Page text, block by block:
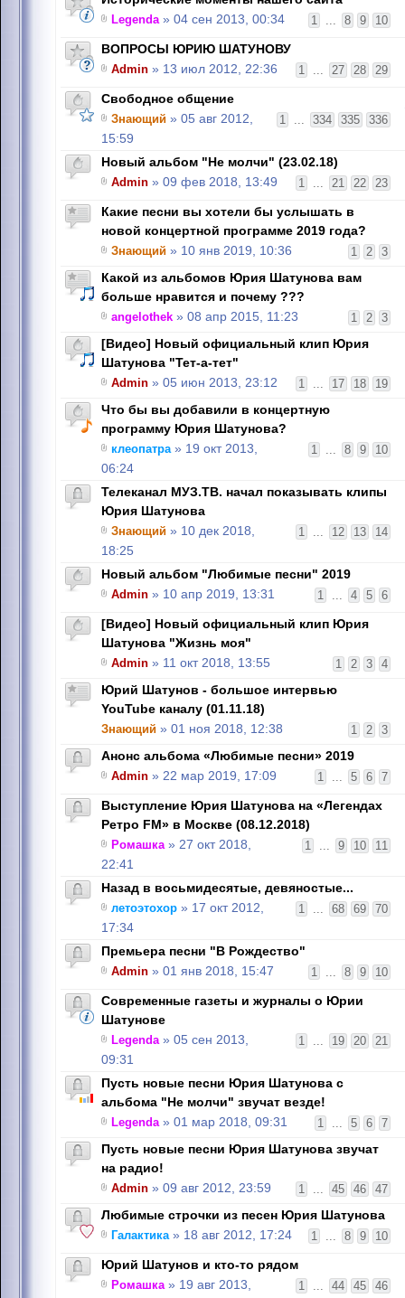
1 ... 8 9 10
Legenda» 04 сен 2013, 00:34
ВОПРОСЫ ЮРИЮ ШАТУНОВУ
1 ... 27 28 29
Admin » 13 июл 2012, 22:36
Свободное общение
1 ... 334 335 336
Знающий » 05 авг 2012,
15:59
Новый альбом "Не молчи" (23.02.18)
1 ... 21 22 23
Admin » 09 фев 2018, 13:49
Какие песни вы хотели бы услышать в
новой концертной программе 2019 года?
1 2 3
Знающий » 10 янв 2019, 10:36
Какой из альбомов Юрия Шатунова вам
больше нравится и почему ???
1 2 3
angelothek » 08 апр 2015, 11:23
[Видео] Новый официальный клип Юрия
Шатунова "Тет-а-тет"
1 ... 17 18 19
Admin » 05 июн 2013, 23:12
Что бы вы добавили в концертную
программу Юрия Шатунова?
1 ... 8 9 10
клеопатра» 19 окт 2013,
06:24
Телеканал МУЗ.ТВ. начал показывать клипы
Юрия Шатунова
1 ... 12 13 14
Знающий » 10 дек 2018,
18:25
Новый альбом "Любимые песни" 2019
1 ... 4 5 6
Admin » 10 апр 2019, 13:31
[Видео] Новый официальный клип Юрия
Шатунова "Жизнь моя"
1 2 3 4
Admin » 11 окт 2018, 13:55
Юрий Шатунов - большое интервью
YouTube каналу (01.11.18)
1 2 3
Знающий » 01 ноя 2018, 12:38
Анонс альбома «Любимые песни» 2019
1 ... 5 6 7
Admin » 22 мар 2019, 17:09
Выступление Юрия Шатунова на «Легендах
Ретро FM» в Москве (08.12.2018)
1 ... 9 10 11
Ромашка» 27 окт 2018,
22:41
Назад в восьмидесятые, девяностые...
1 ... 68 69 70
летоэтохор » 17 окт 2012,
17:34
Премьера песни "В Рождество"
1 ... 8 9 10
Admin » 01 янв 2018, 15:47
Современные газеты и журналы о Юрии
Шатунове
1 ... 19 20 21
Legenda» 05 сен 2013,
09:31
Пусть новые песни Юрия Шатунова с
альбома "Не молчи" звучат везде!
1 ... 5 6 7
Legenda» 01 мар 2018, 09:31
Пусть новые песни Юрия Шатунова звучат
на радио!
1 ... 45 46 47
Admin » 09 авг 2012, 23:59
Любимые строчки из песен Юрия Шатунова
1 ... 8 9 10
Галактика» 18 авг 2012, 17:24
Юрий Шатунов и кто-то рядом
1 ... 44 45 46
Ромашка» 19 авг 2013,